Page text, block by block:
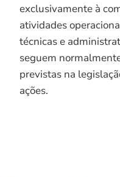
exclusivamente à
atividades
técnicas e
seguem
previstas na
ações.